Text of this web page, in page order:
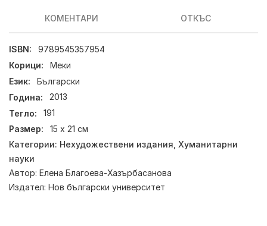
КОМЕНТАРИ ОТКЪС
ISBN:
9789545357954
Корици:
Меки
Език:
Български
Година:
2013
Тегло:
191
Размер:
15 х 21 см
Категории: Нехудожествени издания Хуманитарни
науки
Автор: Елена Благоева-Хазърбасанова
Издател: Нов български университет